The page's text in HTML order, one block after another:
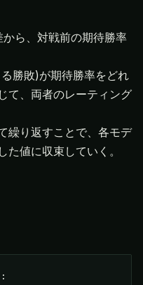
ら、対戦前の期待勝率
勝敗)が期待勝率をどれ
て、両者のレーティング
繰り返すことで、各モデ
値に収束していく。